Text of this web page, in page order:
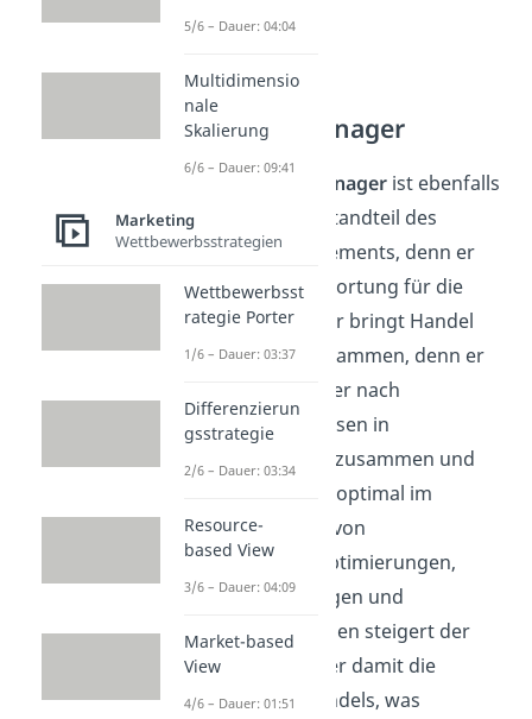
Category Manager
Der Category Managerist ebenfalls
ein wichtiger Bestandteil des
Category Managements, denn er
trägt die Verantwortung für die
Warengruppen. Er bringt Handel
und Industrie zusammen, denn er
fasst Konsumgüter nach
Kundenbedürfnissen in
Produktgruppen zusammen und
präsentiert diese optimal im
Handel. Mit Hilfe von
Warengruppenoptimierungen,
Regaloptimierungen und
Warenkorbanalysen steigert der
Category Manager damit die
Verkäufe des Handels, was
5/6 – Dauer: 04:04
Multidimensio
nale
Skalierung
6/6 – Dauer: 09:41
Marketing
Wettbewerbsstrategien
Wettbewerbsst
rategie Porter
1/6 – Dauer: 03:37
Differenzierun
gsstrategie
2/6 – Dauer: 03:34
Resource-
based View
3/6 – Dauer: 04:09
Market-based
View
4/6 – Dauer: 01:51